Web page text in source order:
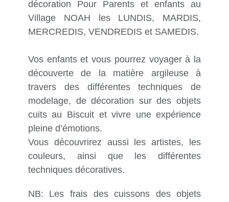
décoration Pour Parents et enfants au
Village NOAH les LUNDIS, MARDIS,
MERCREDIS, VENDREDIS et SAMEDIS.
Vos enfants et vous pourrez voyager à la
découverte de la matière argileuse à
travers des différentes techniques de
modelage, de décoration sur des objets
cuits au Biscuit et vivre une expérience
pleine d’émotions.
Vous découvrirez aussi les artistes, les
couleurs, ainsi que les différentes
techniques décoratives.
NB: Les frais des cuissons des objets